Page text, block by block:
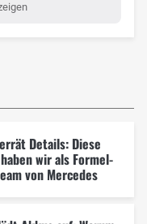
Details: Diese
wir als Formel-
von Mercedes